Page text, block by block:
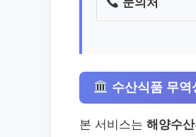
수산식품 무역
본 서비스는 해양수